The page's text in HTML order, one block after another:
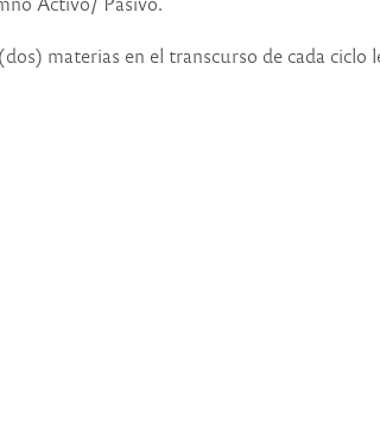
materias en el transcurso de cada ciclo